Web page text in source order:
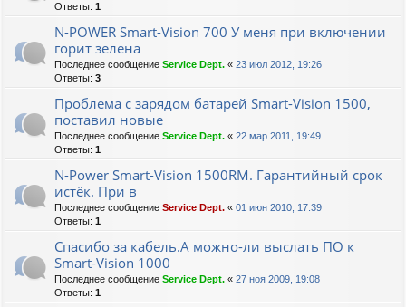
Ответы: 1
N-POWER Smart-Vision 700 У меня при включении
горит зелена
Последнее сообщение Service Dept. « 23 июл 2012, 19:26
Ответы: 3
Проблема с зарядом батарей Smart-Vision 1500,
поставил новые
Последнее сообщение Service Dept. « 22 мар 2011, 19:49
Ответы: 1
N-Power Smart-Vision 1500RM. Гарантийный срок
истёк. При в
Последнее сообщение Service Dept. « 01 июн 2010, 17:39
Ответы: 1
Спасибо за кабель.А можно-ли выслать ПО к
Smart-Vision 1000
Последнее сообщение Service Dept. « 27 ноя 2009, 19:08
Ответы: 1